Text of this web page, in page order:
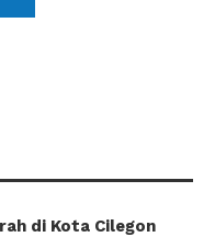
di Kota Cilegon